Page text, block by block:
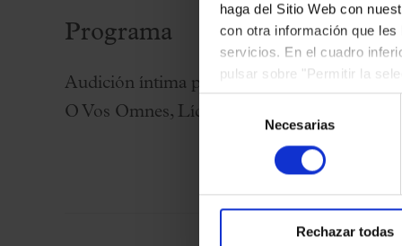
haga del Sitio Web con
con otra información que
servicios. En el cuadro
pulsar sobre "Permitir la
podrá deshabilitar o
consentimiento
Necesarias
Rechazar todas
Programa
Audición íntima previa al concierto de
O Vos Omnes, Lídia Vinyes-Curtis y Noelia